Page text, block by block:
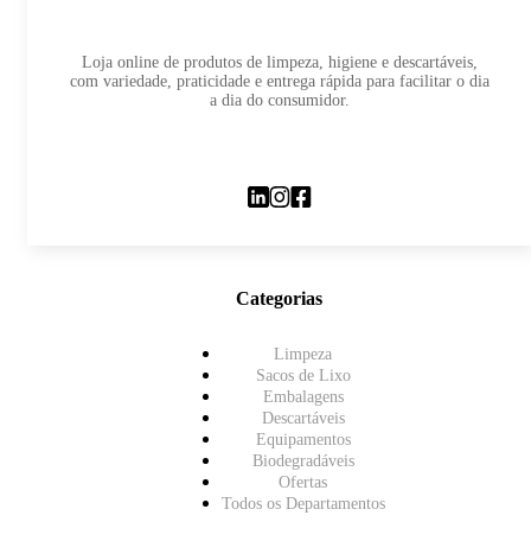
Loja online de produtos de limpeza, higiene e descartáveis,
com variedade, praticidade e entrega rápida para facilitar o dia
a dia do consumidor.
Categorias
Limpeza
Sacos de Lixo
Embalagens
Descartáveis
Equipamentos
Biodegradáveis
Ofertas
Todos os Departamentos